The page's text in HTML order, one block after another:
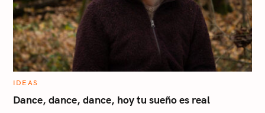
C
T
E
IDEAS
Dance, dance, dance, hoy tu sueño es real
a
r
c
h
f